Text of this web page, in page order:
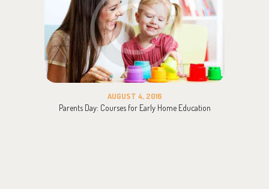
AUGUST 4, 2016
Parents Day: Courses for Early Home Education